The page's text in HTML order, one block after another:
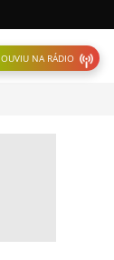
OUVIU NA RÁDIO